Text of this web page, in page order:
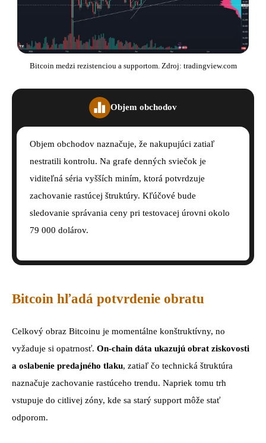
Bitcoin medzi rezistenciou a supportom. Zdroj: tradingview.com
Objem obchodov
Objem obchodov naznačuje, že nakupujúci zatiaľ
nestratili kontrolu. Na grafe denných sviečok je
viditeľná séria vyšších miním, ktorá potvrdzuje
zachovanie rastúcej štruktúry. Kľúčové bude
sledovanie správania ceny pri testovacej úrovni okolo
79 000 dolárov.
Bitcoin hľadá potvrdenie obratu
Celkový obraz Bitcoinu je momentálne konštruktívny, no
vyžaduje si opatrnosť. On-chain dáta ukazujú obrat ziskovosti
a oslabenie predajného tlaku, zatiaľ čo technická štruktúra
naznačuje zachovanie rastúceho trendu. Napriek tomu trh
vstupuje do citlivej zóny, kde sa starý support môže stať
odporom.